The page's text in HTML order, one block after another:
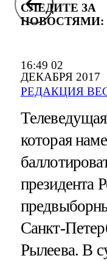
16:49 02
ДЕКАБРЯ 2017
РЕДАКЦИЯ
СЛЕДИТЕ ЗА
НОВОСТЯМИ:
которая
президента
Санкт-
Рылеева. В